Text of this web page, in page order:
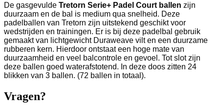
De gasgevulde Tretorn Serie+ Padel Court ballen zijn
duurzaam en de bal is medium qua snelheid. Deze
padelballen van Tretorn zijn uitstekend geschikt voor
wedstrijden en trainingen. Er is bij deze padelbal gebruik
gemaakt van lichtgewicht Duraweave vilt en een duurzame
rubberen kern. Hierdoor ontstaat een hoge mate van
duurzaamheid en veel balcontrole en gevoel. Tot slot zijn
deze ballen goed waterafstotend. In deze doos zitten 24
blikken van 3 ballen. (72 ballen in totaal).
Vragen?